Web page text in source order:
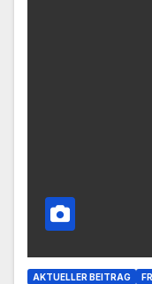
AKTUELLER BEITRAG